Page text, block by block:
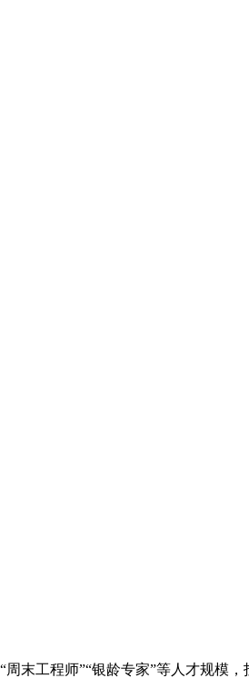
工程师”“银龄专家”等人才规模，